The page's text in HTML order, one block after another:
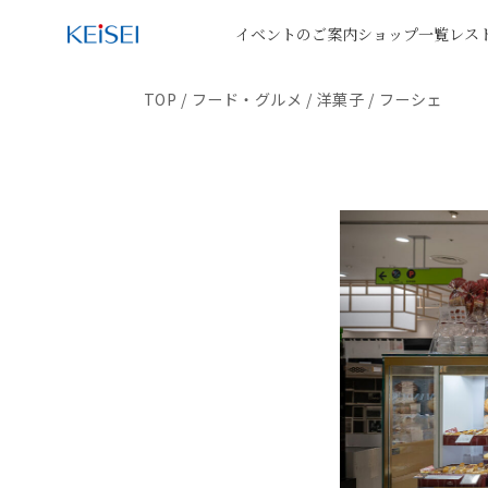
イベントのご案内ショップ一覧レス
TOP / フード・グルメ / 洋菓子 / フーシェ